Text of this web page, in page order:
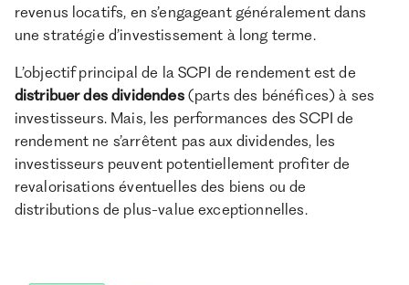
revenus locatifs, en s’engageant généralement dans
une stratégie d’investissement à long terme.
L’objectif principal de la SCPI de rendement est de
distribuer des dividendes(parts des bénéfices) à ses
investisseurs. Mais, les performances des SCPI de
rendement ne s’arrêtent pas aux dividendes, les
investisseurs peuvent potentiellement profiter de
revalorisations éventuelles des biens ou de
distributions de plus-value exceptionnelles.